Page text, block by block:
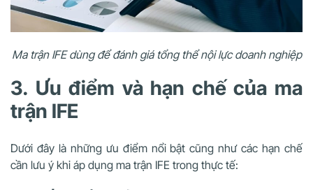
Ma trận IFE dùng để đánh giá tổng thể nội lực doanh nghiệp
3. Ưu điểm và hạn chế của ma
trận IFE
Dưới đây là những ưu điểm nổi bật cũng như các hạn chế
cần lưu ý khi áp dụng ma trận IFE trong thực tế: